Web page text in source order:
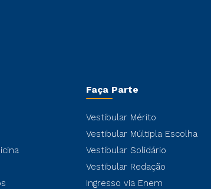
Faça Parte
Vestibular Mérito
Vestibular Múltipla Escolha
Vestibular Solidário
Vestibular Redação
Ingresso via Enem